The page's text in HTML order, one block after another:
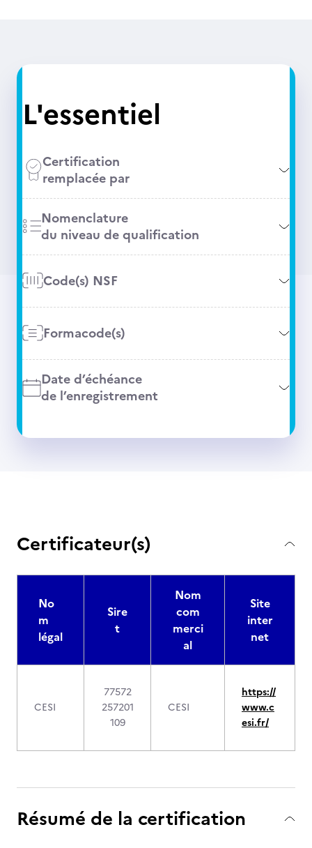
L'essentiel
Certification
remplacée par
Nomenclature
du niveau de qualification
Code(s) NSF
Formacode(s)
Date d’échéance
de l’enregistrement
Certificateur(s)
No
m
légal
Sire
t
Nom
com
merci
al
Site
inter
net
CESI
77572
257201
109
CESI
https://
www.c
esi.fr/
Résumé de la certification